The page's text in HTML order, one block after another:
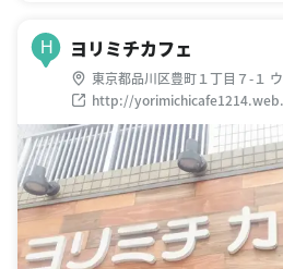
H ヨリミチカフェ
東京都品川区豊町１丁目７-１
http://